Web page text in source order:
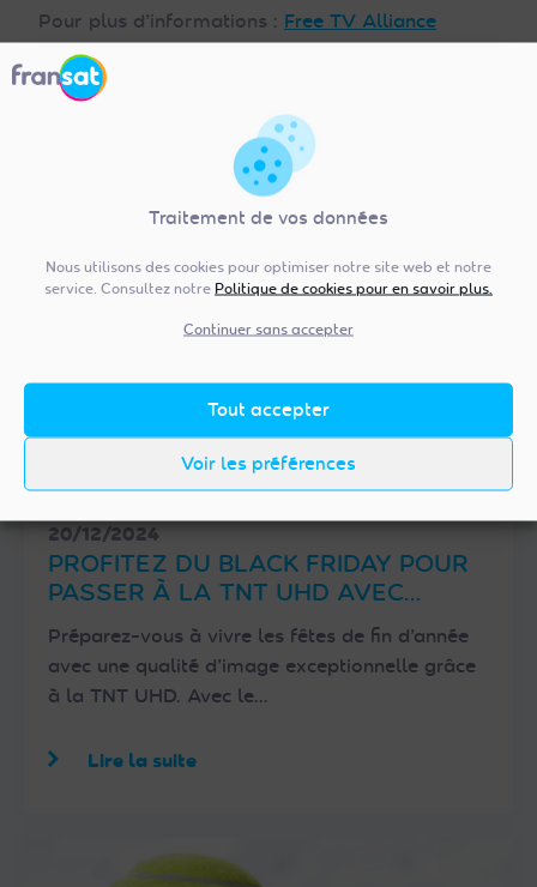
Traitement de vos données
Nous utilisons des cookies pour optimiser notre site web et notre
service. Consultez notre Politique de cookies pour en savoir plus.
Continuer sans accepter
Tout accepter
Voir les préférences
Pour plus d’informations : Free TV Alliance
Autres articles qui peuvent
vous intéresser
20/12/2024
PROFITEZ DU BLACK FRIDAY POUR
PASSER À LA TNT UHD AVEC
Préparez-vous à vivre les fêtes de fin d’année
avec une qualité d’image exceptionnelle grâce
à la TNT UHD. Avec le…
Lire la suite